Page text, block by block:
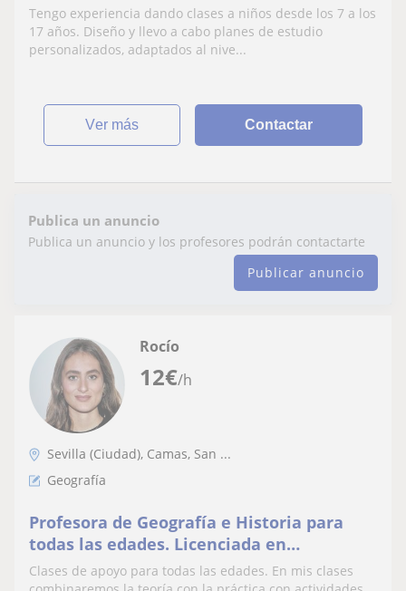
Tengo experiencia dando clases a niños desde los 7 a los
17 años. Diseño y llevo a cabo planes de estudio
personalizados, adaptados al nive...
ver más Contactar
Publica un anuncio
Publica un anuncio y los profesores podrán contactarte
Publicar anuncio
12€/h
Rocío
Sevilla (Ciudad), Camas, San ...
Geografía
Profesora de Geografía e Historia para
todas las edades. Licenciada en
Arqueología y gran manejo de las
Clases de apoyo para todas las edades. En mis clases